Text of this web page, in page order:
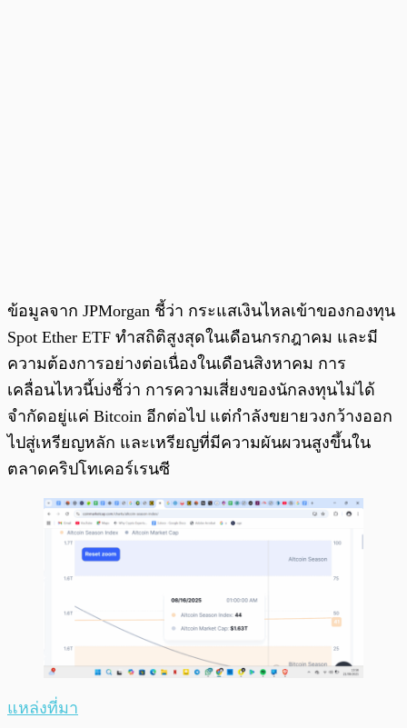
ข้อมูลจาก JPMorgan ชี้ว่า กระแสเงินไหลเข้าของกองทุน
Spot Ether ETF ทำสถิติสูงสุดในเดือนกรกฎาคม และมี
ความต้องการอย่างต่อเนื่องในเดือนสิงหาคม การ
เคลื่อนไหวนี้บ่งชี้ว่า การความเสี่ยงของนักลงทุนไม่ได้
จำกัดอยู่แค่ Bitcoin อีกต่อไป แต่กำลังขยายวงกว้างออก
ไปสู่เหรียญหลัก และเหรียญที่มีความผันผวนสูงขึ้นใน
ตลาดคริปโทเคอร์เรนซี
แหล่งที่มา